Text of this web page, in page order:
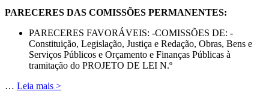
PARECERES DAS COMISSÕES PERMANENTES:
PARECERES FAVORÁVEIS: -COMISSÕES DE: -
Constituição, Legislação, Justiça e Redação, Obras, Bens e
Serviços Públicos e Orçamento e Finanças Públicas à
tramitação do PROJETO DE LEI N.º
… Leia mais >